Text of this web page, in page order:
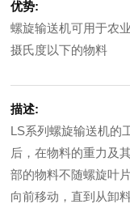
优势:
螺旋输送机可用于农
摄氏度以下的物料
描述:
LS系列螺旋输送机的
后，在物料的重力及
部的物料不随螺旋叶
向前移动，直到从卸